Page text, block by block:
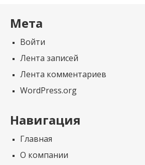
Мета
Войти
Лента записей
Лента комментариев
WordPress.org
Навигация
Главная
О компании